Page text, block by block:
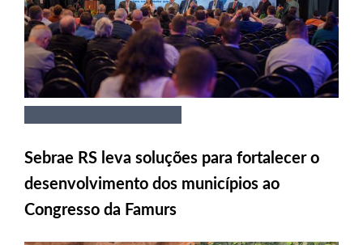
Sebrae RS leva soluções para fortalecer o
desenvolvimento dos municípios ao
Congresso da Famurs